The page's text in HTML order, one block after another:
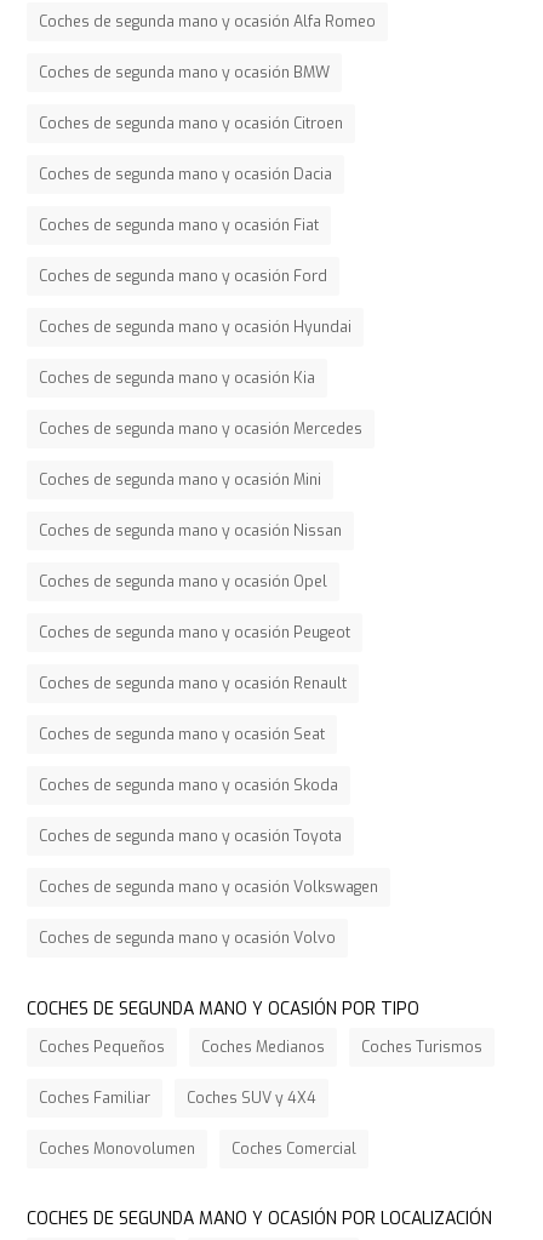
Coches de segunda mano y ocasión Alfa Romeo
Coches de segunda mano y ocasión BMW
Coches de segunda mano y ocasión Citroen
Coches de segunda mano y ocasión Dacia
Coches de segunda mano y ocasión Fiat
Coches de segunda mano y ocasión Ford
Coches de segunda mano y ocasión Hyundai
Coches de segunda mano y ocasión Kia
Coches de segunda mano y ocasión Mercedes
Coches de segunda mano y ocasión Mini
Coches de segunda mano y ocasión Nissan
Coches de segunda mano y ocasión Opel
Coches de segunda mano y ocasión Peugeot
Coches de segunda mano y ocasión Renault
Coches de segunda mano y ocasión Seat
Coches de segunda mano y ocasión Skoda
Coches de segunda mano y ocasión Toyota
Coches de segunda mano y ocasión Volkswagen
Coches de segunda mano y ocasión Volvo
COCHES DE SEGUNDA MANO Y OCASIÓN POR TIPO
Coches Pequeños Coches Medianos Coches Turismos
Coches Familiar Coches SUV y 4X4
Coches Monovolumen Coches Comercial
COCHES DE SEGUNDA MANO Y OCASIÓN POR LOCALIZACIÓN